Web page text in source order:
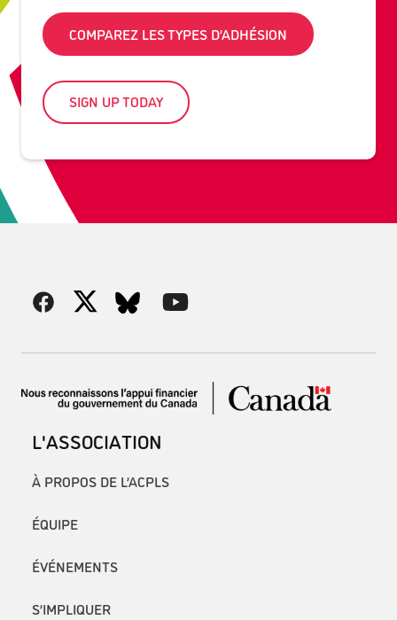
COMPAREZ LES TYPES D’ADHÉSION
SIGN UP TODAY
L'ASSOCIATION
À PROPOS DE L’ACPLS
ÉQUIPE
ÉVÉNEMENTS
S’IMPLIQUER